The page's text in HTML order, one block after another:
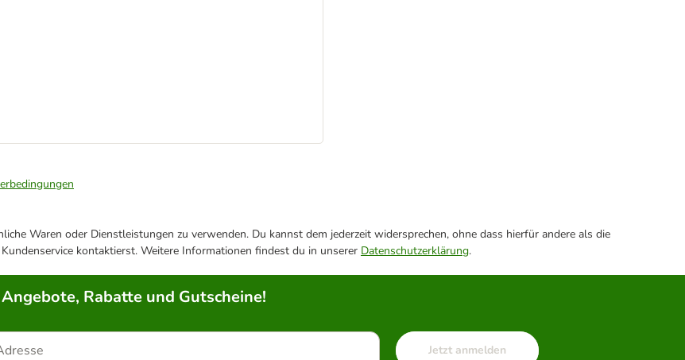
Waren oder Dienstleistungen zu verwenden. Du kannst dem jederzeit widersprechen, ohne dass hierfür andere als die
kontaktierst. Weitere Informationen findest du in unserer Datenschutzerklärung.
Rabatte und Gutscheine!
Jetzt anmelden